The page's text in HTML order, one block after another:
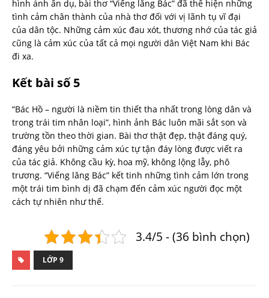
hình ảnh ẩn dụ, bài thơ “Viếng lăng Bác” đã thể hiện những
tình cảm chân thành của nhà thơ đối với vị lãnh tụ vĩ đại
của dân tộc. Những cảm xúc đau xót, thương nhớ của tác giả
cũng là cảm xúc của tất cả mọi người dân Việt Nam khi Bác
đi xa.
Kết bài số 5
“Bác Hồ – người là niềm tin thiết tha nhất trong lòng dân và
trong trái tim nhân loại”, hình ảnh Bác luôn mãi sắt son và
trường tồn theo thời gian. Bài thơ thật đẹp, thật đáng quý,
đáng yêu bởi những cảm xúc tự tận đáy lòng được viết ra
của tác giả. Không cầu kỳ, hoa mỹ, không lộng lẫy, phô
trương. “Viếng lăng Bác” kết tinh những tình cảm lớn trong
một trái tim bình dị đã chạm đến cảm xúc người đọc một
cách tự nhiên như thế.
3.4/5 - (36 bình chọn)
LỚP 9